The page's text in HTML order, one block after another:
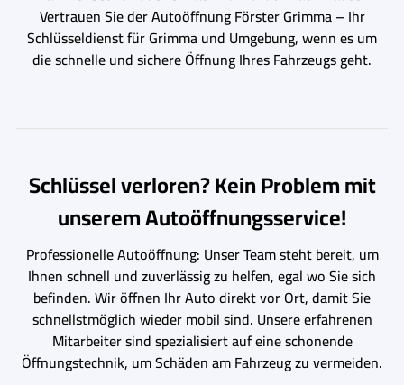
Vertrauen Sie der Autoöffnung Förster Grimma – Ihr
Schlüsseldienst für Grimma und Umgebung, wenn es um
die schnelle und sichere Öffnung Ihres Fahrzeugs geht.
Schlüssel verloren? Kein Problem mit
unserem Autoöffnungsservice!
Professionelle Autoöffnung: Unser Team steht bereit, um
Ihnen schnell und zuverlässig zu helfen, egal wo Sie sich
befinden. Wir öffnen Ihr Auto direkt vor Ort, damit Sie
schnellstmöglich wieder mobil sind. Unsere erfahrenen
Mitarbeiter sind spezialisiert auf eine schonende
Öffnungstechnik, um Schäden am Fahrzeug zu vermeiden.